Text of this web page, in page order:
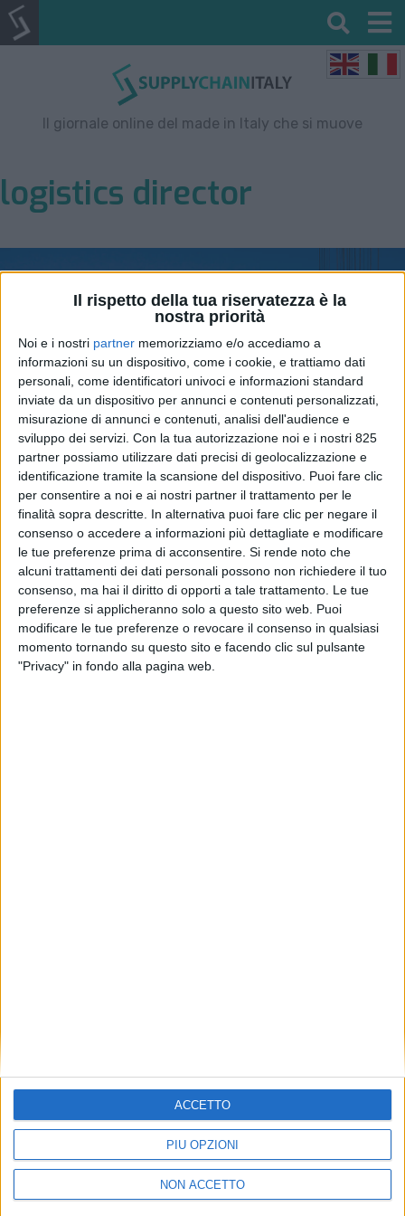
Il rispetto della tua riservatezza è la
nostra priorità
Noi e i nostri partner memorizziamo e/o accediamo a
informazioni su un dispositivo, come i cookie, e trattiamo dati
personali, come identificatori univoci e informazioni standard
inviate da un dispositivo per annunci e contenuti personalizzati,
misurazione di annunci e contenuti, analisi dell'audience e
sviluppo dei servizi. Con la tua autorizzazione noi e i nostri 825
partner possiamo utilizzare dati precisi di geolocalizzazione e
identificazione tramite la scansione del dispositivo. Puoi fare clic
per consentire a noi e ai nostri partner il trattamento per le
finalità sopra descritte. In alternativa puoi fare clic per negare il
consenso o accedere a informazioni più dettagliate e modificare
le tue preferenze prima di acconsentire. Si rende noto che
alcuni trattamenti dei dati personali possono non richiedere il tuo
consenso, ma hai il diritto di opporti a tale trattamento. Le tue
preferenze si applicheranno solo a questo sito web. Puoi
modificare le tue preferenze o revocare il consenso in qualsiasi
momento tornando su questo sito e facendo clic sul pulsante
"Privacy" in fondo alla pagina web.
PIÙ OPZIONI
NON ACCETTO
ACCETTO
Il giornale online del made in Italy che si muove
logistics director
Msc Crociere a caccia di un
direttore della logistica
NOTIZIE E INTERVISTE IN EVIDENZA 27 GENNAIO 2022